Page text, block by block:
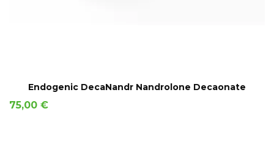
AÑADIR A LA CESTA
Endogenic DecaNandr Nandrolone Decaonate
Precio
75,00 €